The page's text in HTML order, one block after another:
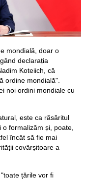
mondială, doar o
declarația
Koteiich, că
ordine mondială".
noi ordini mondiale cu
este ca răsăritul
o formalizăm și, poate,
încât să fie mai
covârșitoare a
țările vor fi